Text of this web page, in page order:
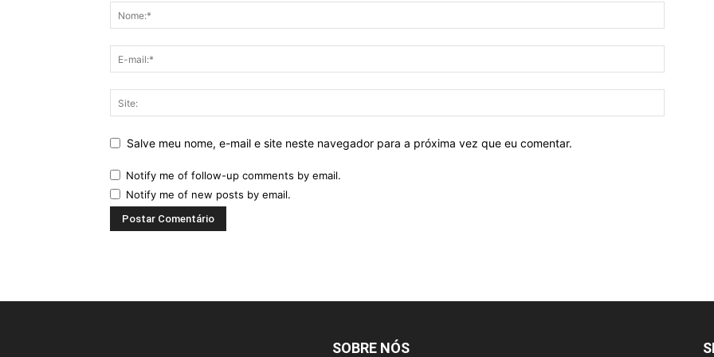
Salve meu nome, e-mail e site neste navegador para a próxima vez que eu comentar.
Notify me of follow-up comments by email.
Notify me of new posts by email.
SOBRE NÓS